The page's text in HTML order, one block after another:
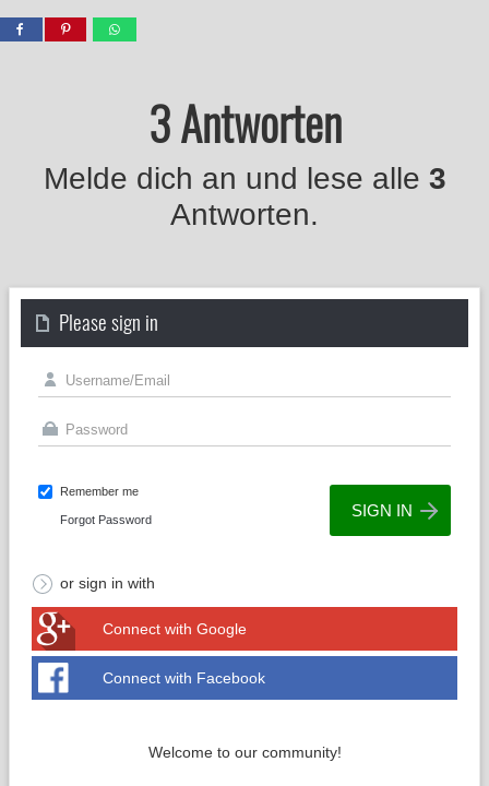
3 Antworten
Melde dich an und lese alle 3
Antworten.
Please sign in
Remember me
Forgot Password
or sign in with
Connect with Google
Connect with Facebook
Welcome to our community!